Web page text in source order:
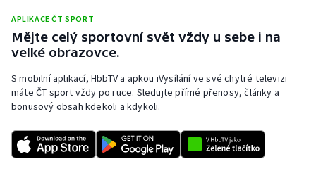
APLIKACE ČT SPORT
Mějte celý sportovní svět vždy u sebe i na
velké obrazovce.
S mobilní aplikací, HbbTV a apkou iVysílání ve své chytré televizi
máte ČT sport vždy po ruce. Sledujte přímé přenosy, články a
bonusový obsah kdekoli a kdykoli.